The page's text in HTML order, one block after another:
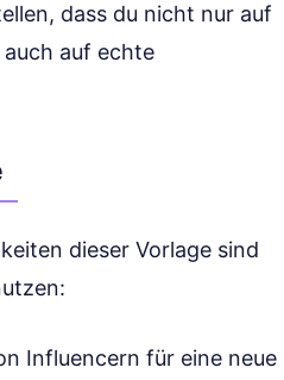
dass du nicht nur auf
auf echte
dieser Vorlage sind
Influencern für eine neue